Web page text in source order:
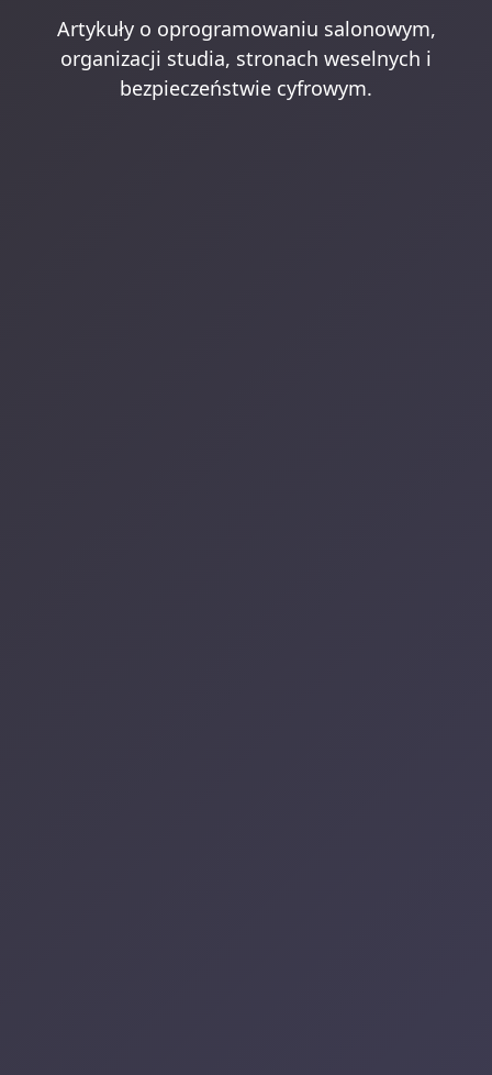
Artykuły o oprogramowaniu salonowym,
organizacji studia, stronach weselnych i
bezpieczeństwie cyfrowym.